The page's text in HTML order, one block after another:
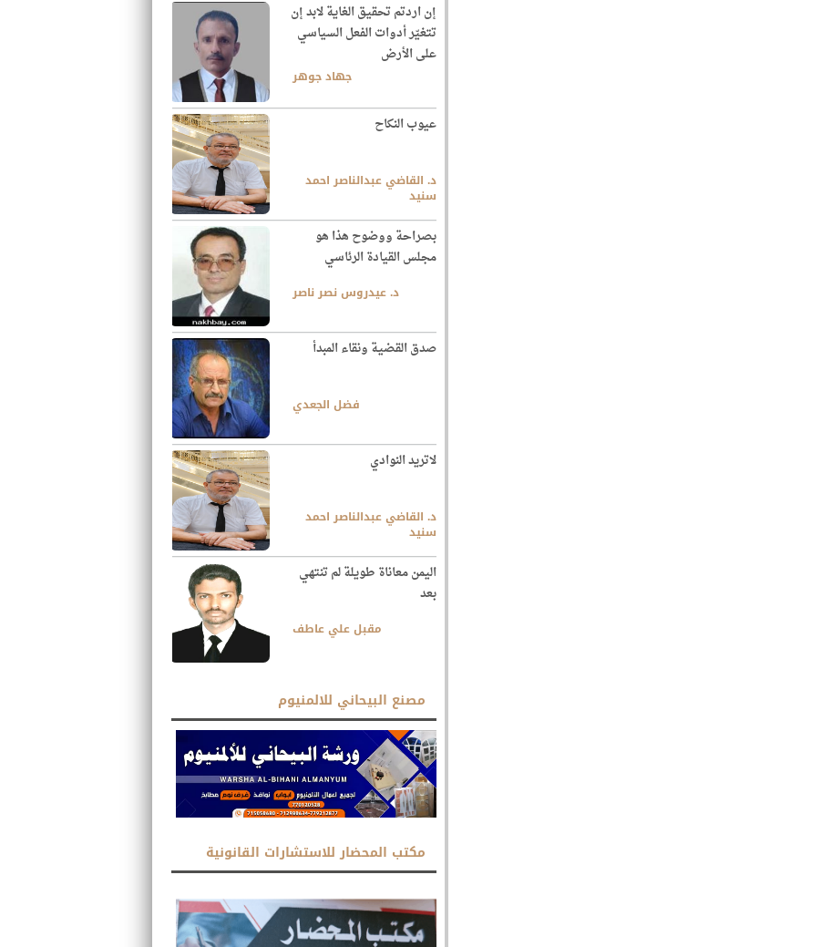
إن اردتم تحقيق الغاية لابد إن
تتغيّر أدوات الفعل السياسي
على الأرض
جهاد جوهر
عيوب النكاح
د. القاضي عبدالناصر احمد
سنيد
بصراحة ووضوح هذا هو
مجلس القيادة الرئاسي
د. عيدروس نصر ناصر
صدق القضية ونقاء المبدأ
فضل الجعدي
لاتريد النوادي
د. القاضي عبدالناصر احمد
سنيد
اليمن معاناة طويلة لم تنتهي
بعد
مقبل علي عاطف
مصنع البيحاني للالمنيوم
مكتب المحضار للاستشارات القانونية